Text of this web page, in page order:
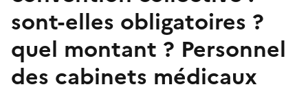
sont-elles obligatoires ?
quel montant ? Personnel
des cabinets médicaux